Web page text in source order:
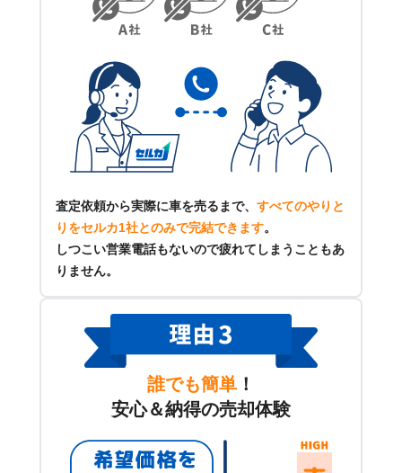
査定依頼から実際に車を売るまで、 すべてのやりと
りをセルカ1社とのみで完結できます。
しつこい営業電話もないので疲れてしまうこともあ
りません。
誰でも簡単 ！
安心＆納得の売却体験